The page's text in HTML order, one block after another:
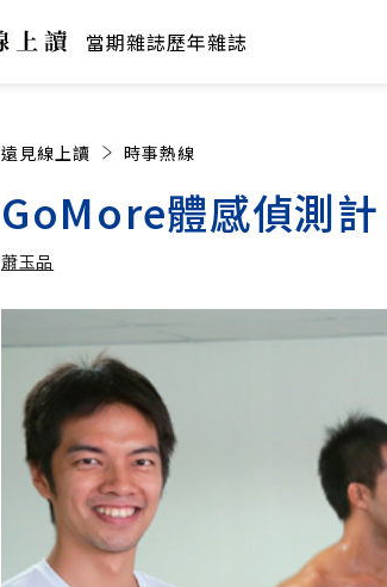
當期雜誌歷年雜誌
遠見線上讀 時事熱線
GoMore體感偵測
蕭玉品